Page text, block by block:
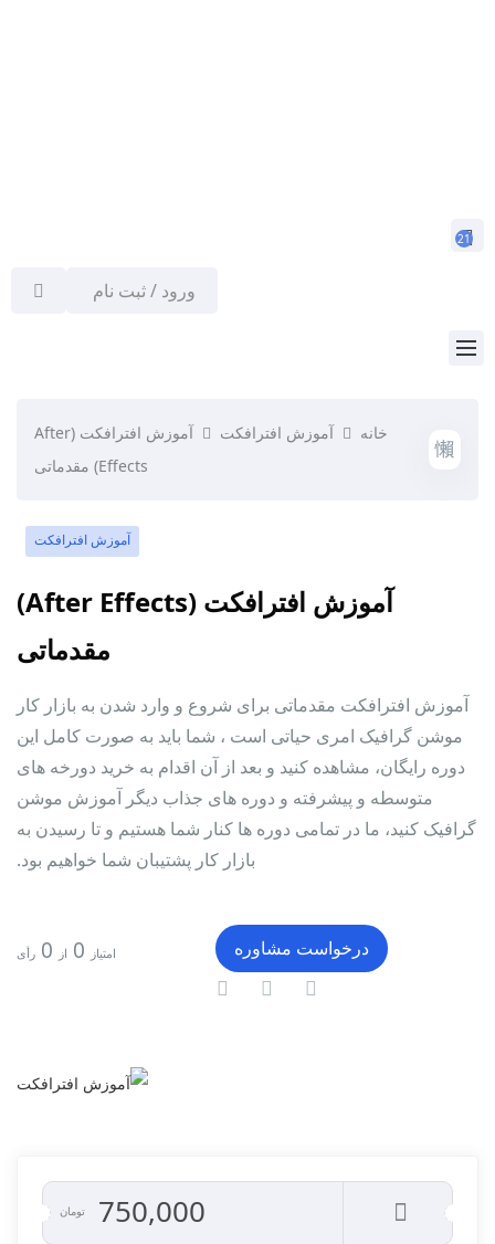
21
ورود / ثبت نام
خانه آموزش افترافکت
آموزش افترافکت (After
Effects) مقدماتی
آموزش افترافکت
آموزش افترافکت (After Effects)
مقدماتی
آموزش افترافکت مقدماتی برای شروع و وارد شدن به بازار کار
موشن گرافیک امری حیاتی است ، شما باید به صورت کامل این
دوره رایگان، مشاهده کنید و بعد از آن اقدام به خرید دورخه های
متوسطه و پیشرفته و دوره های جذاب دیگر آموزش موشن
گرافیک کنید، ما در تمامی دوره ها کنار شما هستیم و تا رسیدن به
بازار کار پشتیبان شما خواهیم بود.
درخواست مشاوره امتیاز 0 از 0 رأی
750,000 تومان